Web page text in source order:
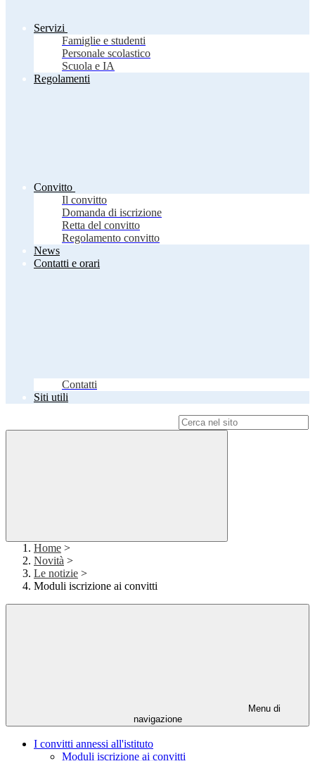
Servizi
Famiglie e studenti
Personale scolastico
Scuola e IA
Regolamenti
Convitto
Il convitto
Domanda di iscrizione
Retta del convitto
Regolamento convitto
News
Contatti e orari
Contatti
Siti utili
Home >
Novità >
Le notizie >
Moduli iscrizione ai convitti
Menu di
navigazione
I convitti annessi all'istituto
Moduli iscrizione ai convitti